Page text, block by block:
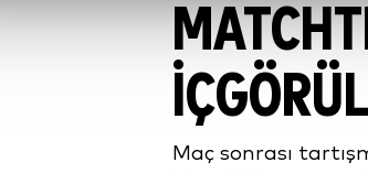
Maç sonrası